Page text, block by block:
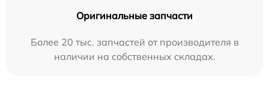
Оригинальные запчасти
Более 20 тыс. запчастей от производителя в
наличии на собственных складах.